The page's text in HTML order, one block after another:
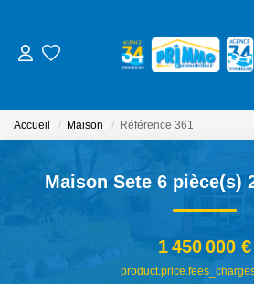
NOS
Accueil Maison Référence 361
Maison Sete 6 pièce(s)
1 450 000 €